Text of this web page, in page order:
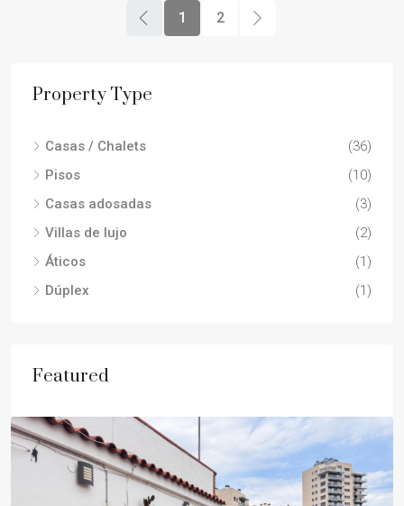
1 2
Property Type
Casas / Chalets
(36)
Pisos
(10)
Casas adosadas
(3)
Villas de lujo
(2)
Áticos
(1)
Dúplex
(1)
Featured